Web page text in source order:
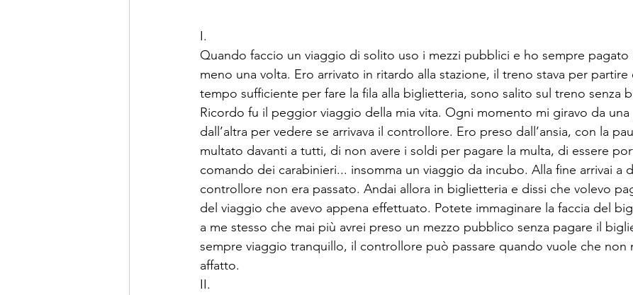
I.
Quando faccio un viaggio di solito uso i mezzi pubblici e ho sempre
meno una volta. Ero arrivato in ritardo alla stazione, il treno stava per partire
tempo sufficiente per fare la fila alla biglietteria, sono salito sul treno senza
Ricordo fu il peggior viaggio della mia vita. Ogni momento mi giravo da una
dall’altra per vedere se arrivava il controllore. Ero preso dall’ansia, con la
multato davanti a tutti, di non avere i soldi per pagare la multa, di essere
comando dei carabinieri... insomma un viaggio da incubo. Alla fine arrivai a
controllore non era passato. Andai allora in biglietteria e dissi che volevo
del viaggio che avevo appena effettuato. Potete immaginare la faccia del
a me stesso che mai più avrei preso un mezzo pubblico senza pagare il
sempre viaggio tranquillo, il controllore può passare quando vuole che non
affatto.
II.